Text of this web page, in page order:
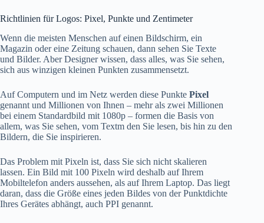
Richtlinien für Logos: Pixel, Punkte und Zentimeter
Wenn die meisten Menschen auf einen Bildschirm, ein
Magazin oder eine Zeitung schauen, dann sehen Sie Texte
und Bilder. Aber Designer wissen, dass alles, was Sie sehen,
sich aus winzigen kleinen Punkten zusammensetzt.
Auf Computern und im Netz werden diese Punkte Pixel
genannt und Millionen von Ihnen – mehr als zwei Millionen
bei einem Standardbild mit 1080p – formen die Basis von
allem, was Sie sehen, vom Textm den Sie lesen, bis hin zu den
Bildern, die Sie inspirieren.
Das Problem mit Pixeln ist, dass Sie sich nicht skalieren
lassen. Ein Bild mit 100 Pixeln wird deshalb auf Ihrem
Mobiltelefon anders aussehen, als auf Ihrem Laptop. Das liegt
daran, dass die Größe eines jeden Bildes von der Punktdichte
Ihres Gerätes abhängt, auch PPI genannt.